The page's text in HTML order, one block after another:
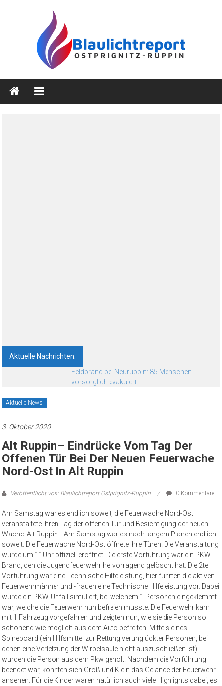
Blaulichtreport
Ostprignitz-
Aktuelle Nachrichten:
Feldbrand bei Neuruppin: 85 Menschen
vorsorglich evakuiert
Aktuelle News
3. Oktober 2020
Alt Ruppin– Eindrücke Vom Tag Der
Offenen Tür Bei Der Neuen Feuerwache
Nord-Ost In Alt Ruppin
Veröffentlicht von: Blaulichtreport Ostprignitz-Ruppin 0 Kommentare
Am Samstag war es endlich soweit, die Feuerwache Nord-Ost
veranstaltete ihren Tag der offenen Tür und Besichtigung der neuen
Wache. Alt Ruppin– Am Samstag war es nach langem Planen endlich
soweit. Die Feuerwache Nord-Ost öffnete ihre Türen. Die Veranstaltung
wurde um 11Uhr offiziell eröffnet. Die erste Vorführung war ein PKW
Brand, den die Jugendfeuerwehr hervorragend gelöscht hat. Die 2te
Vorführung war eine Technische Hilfeleistung, hier führten die aktiven
Feuerwehrmänner und -frauen eine Technische Hilfeleistung vor. Dabei
wurde ein PKW-Unfall simuliert, bei welchem 1 Personen eingeklemmt
war, welche die Feuerwehr nun befreien musste. Die Feuerwehr kam
mit 1 Fahrzeug vorgefahren und zeigten nun, wie sie die Person so
schonend wie möglich aus dem Auto befreiten. Mittels eines
Spineboard (ein Hilfsmittel zur Rettung verunglückter Personen, bei
denen eine Verletzung der Wirbelsäule nicht auszuschließen ist)
wurden die Person aus dem Pkw geholt. Nachdem die Vorführung
beendet war, konnten sich Groß und Klein das Gelände der Feuerwehr
ansehen. Für die Kinder waren natürlich auch viele Highlights dabei, es